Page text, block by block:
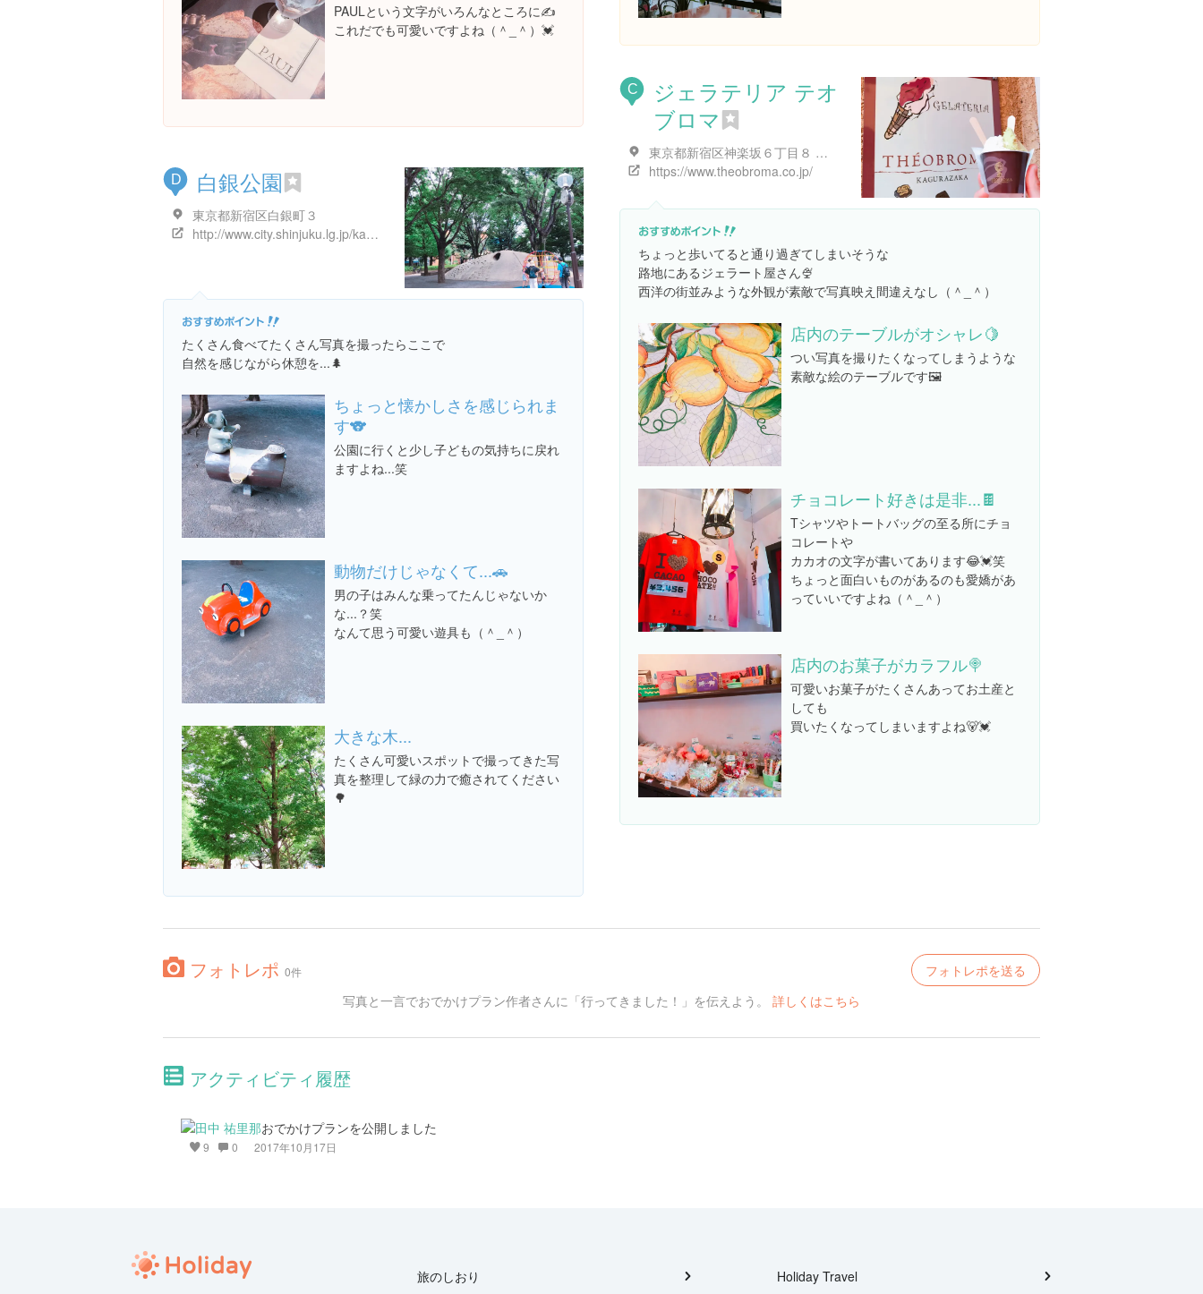
PAULという文字がいろんなところに✍️
これだでも可愛いですよね（＾_＾）💓
C
ジェラテリア テオ
ブロマ
東京都新宿区神楽坂６丁目８ ＢＯＲＧＯＯｏｊｉｍｅ
https://www.theobroma.co.jp/
ちょっと歩いてると通り過ぎてしまいそうな
路地にあるジェラート屋さん🍨
西洋の街並みような外観が素敵で写真映え間違えなし（＾_＾）
店内のテーブルがオシャレ🍋
つい写真を撮りたくなってしまうような
素敵な絵のテーブルです🖼
チョコレート好きは是非...🍫
Tシャツやトートバッグの至る所にチョ
コレートや
カカオの文字が書いてあります😂💓笑
ちょっと面白いものがあるのも愛嬌があ
っていいですよね（＾_＾）
店内のお菓子がカラフル🍭
可愛いお菓子がたくさんあってお土産と
しても
買いたくなってしまいますよね🐻💓
D 白銀公園
東京都新宿区白銀町３
http://www.city.shinjuku.lg.jp/kanko/midori01_001006.html
たくさん食べてたくさん写真を撮ったらここで
自然を感じながら休憩を...🌲
ちょっと懐かしさを感じられま
す🐨
公園に行くと少し子どもの気持ちに戻れ
ますよね...笑
動物だけじゃなくて...🚗
男の子はみんな乗ってたんじゃないか
な...？笑
なんて思う可愛い遊具も（＾_＾）
大きな木...
たくさん可愛いスポットで撮ってきた写
真を整理して緑の力で癒されてください
🌳
フォトレポ 0件
フォトレポを送る
写真と一言でおでかけプラン作者さんに「行ってきました！」を伝えよう。 詳しくはこちら
アクティビティ履歴
おでかけプランを公開しました
9 0 2017年10月17日
旅のしおり Holiday Travel